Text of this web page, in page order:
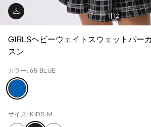
1 12
GIRLSヘビーウェイトスウェットパー
スン
カラー: 65 BLUE
サイズ: KIDS M